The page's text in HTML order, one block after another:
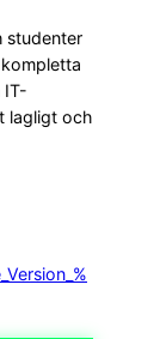
studenter
IT-
lagligt och